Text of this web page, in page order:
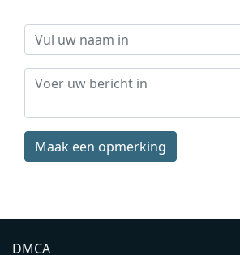
Maak een opmerking
DMCA